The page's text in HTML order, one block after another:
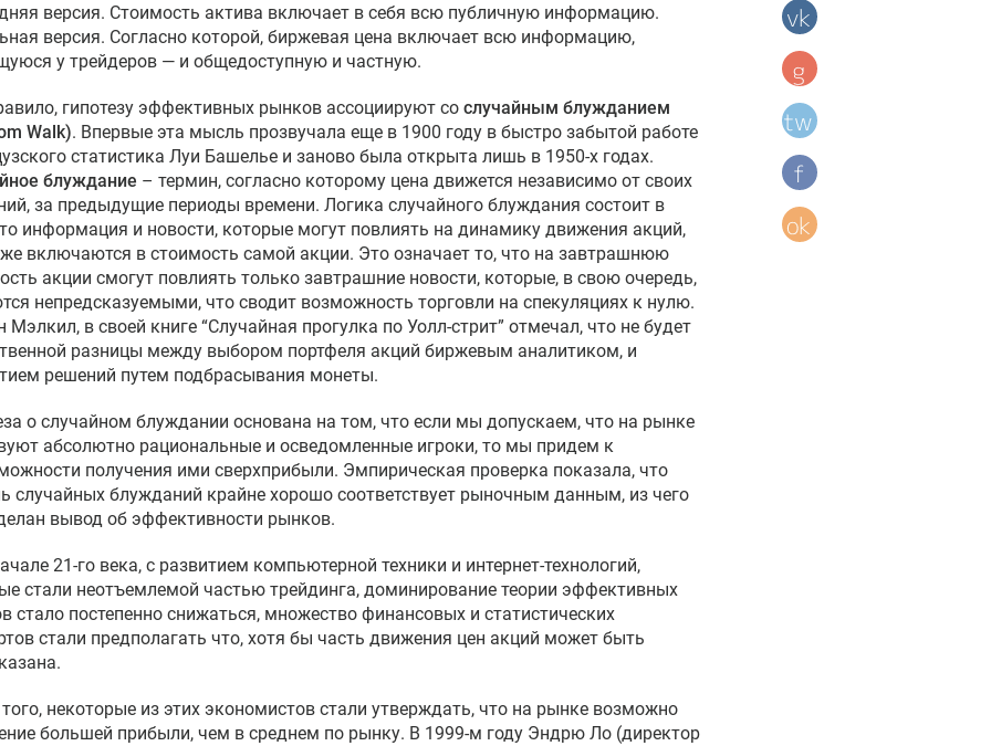
версия. Стоимость актива включает в себя всю публичную информацию.
версия. Согласно которой, биржевая цена включает всю информацию,
у трейдеров — и общедоступную и частную.
гипотезу эффективных рынков ассоциируют со случайным блужданием
Walk). Впервые эта мысль прозвучала еще в 1900 году в быстро забытой работе
статистика Луи Башелье и заново была открыта лишь в 1950-х годах.
блуждание – термин, согласно которому цена движется независимо от своих
за предыдущие периоды времени. Логика случайного блуждания состоит в
информация и новости, которые могут повлиять на динамику движения акций,
включаются в стоимость самой акции. Это означает то, что на завтрашнюю
акции смогут повлиять только завтрашние новости, которые, в свою очередь,
непредсказуемыми, что сводит возможность торговли на спекуляциях к нулю.
Мэлкил, в своей книге “Случайная прогулка по Уолл-стрит” отмечал, что не будет
разницы между выбором портфеля акций биржевым аналитиком, и
решений путем подбрасывания монеты.
о случайном блуждании основана на том, что если мы допускаем, что на рынке
абсолютно рациональные и осведомленные игроки, то мы придем к
получения ими сверхприбыли. Эмпирическая проверка показала, что
случайных блужданий крайне хорошо соответствует рыночным данным, из чего
вывод об эффективности рынков.
21-го века, с развитием компьютерной техники и интернет-технологий,
стали неотъемлемой частью трейдинга, доминирование теории эффективных
стало постепенно снижаться, множество финансовых и статистических
стали предполагать что, хотя бы часть движения цен акций может быть
некоторые из этих экономистов стали утверждать, что на рынке возможно
большей прибыли, чем в среднем по рынку. В 1999-м году Эндрю Ло (директор